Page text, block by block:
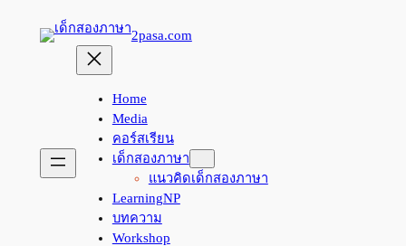
2pasa.com
Home
Media
คอร์สเรียน
เด็กสองภาษา
แนวคิดเด็กสองภาษา
LearningNP
บทความ
Workshop